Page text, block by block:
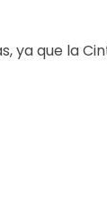
que la